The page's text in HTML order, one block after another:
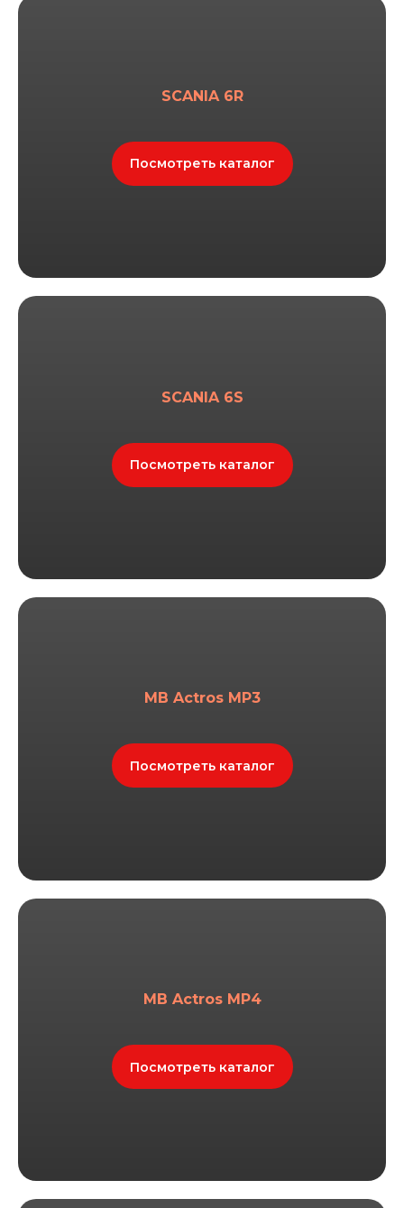
SCANIA 6R
Посмотреть каталог
SCANIA 6S
Посмотреть каталог
MB Actros MP3
Посмотреть каталог
MB Actros MP4
Посмотреть каталог